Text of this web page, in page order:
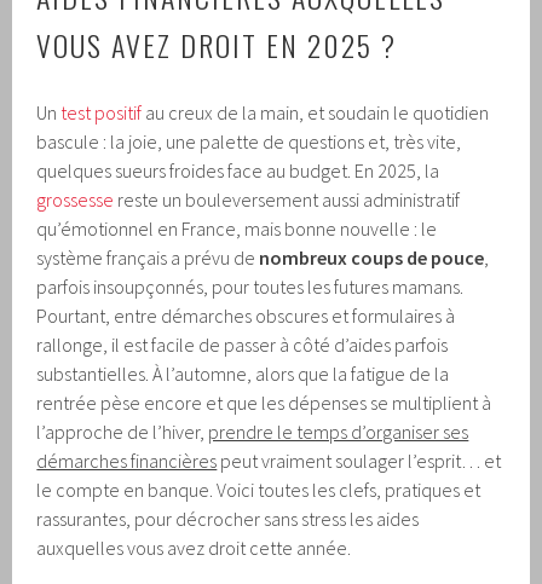
VOUS AVEZ DROIT EN 2025 ?
Un test positif au creux de la main, et soudain le quotidien
bascule : la joie, une palette de questions et, très vite,
quelques sueurs froides face au budget. En 2025, la
grossesse reste un bouleversement aussi administratif
qu’émotionnel en France, mais bonne nouvelle : le
système français a prévu de nombreux coups de pouce
parfois insoupçonnés, pour toutes les futures mamans.
Pourtant, entre démarches obscures et formulaires à
rallonge, il est facile de passer à côté d’aides parfois
substantielles. À l’automne, alors que la fatigue de la
rentrée pèse encore et que les dépenses se multiplient à
l’approche de l’hiver, prendre le temps d’organiser ses
démarches financières peut vraiment soulager l’esprit… et
le compte en banque. Voici toutes les clefs, pratiques et
rassurantes, pour décrocher sans stress les aides
auxquelles vous avez droit cette année.